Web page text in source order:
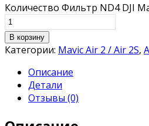
Количество Фильтр ND4 DJI
В корзину
Категории: Mavic Air 2 / Air 2S,
Описание
Детали
Отзывы (0)